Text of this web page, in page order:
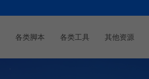
各类脚本 各类工具 其他资源